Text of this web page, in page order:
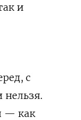
и
с
нельзя.
— как